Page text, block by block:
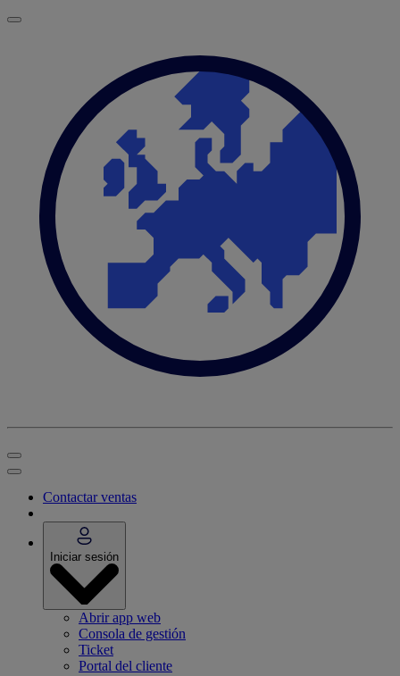
Contactar ventas
Iniciar sesión
Abrir app web
Consola de gestión
Ticket
Portal del cliente